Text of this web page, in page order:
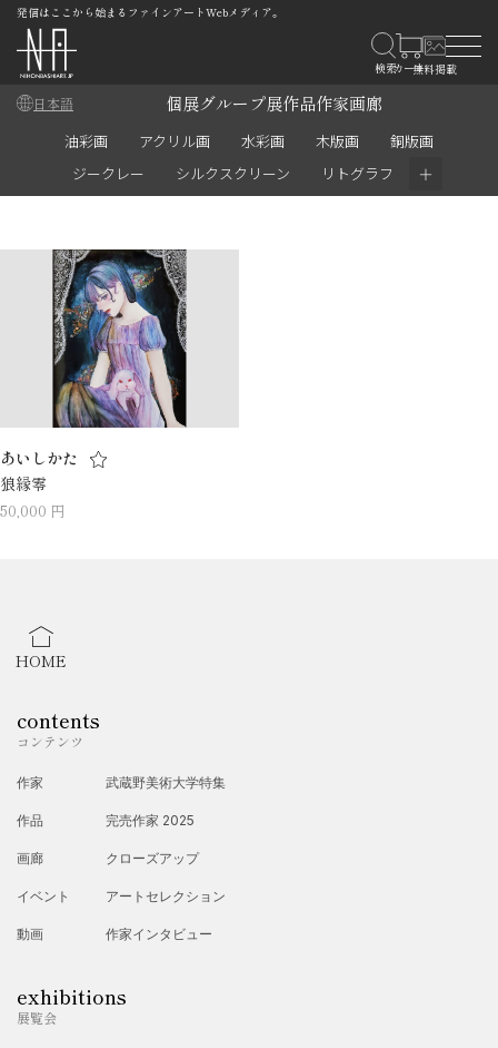
発信はここから始まるファインアートWebメディア。
日本語 個展グループ展作品作家画廊
油彩画 アクリル画 水彩画 木版画
銅版画
ジークレー
シルクスクリーン リトグラフ ＋
あいしかた
狼縁零
50,000 円
HOME
contents
コンテンツ
作家
作品
画廊
イベント
動画
武蔵野美術大学特集
完売作家 2025
クローズアップ
アートセレクション
作家インタビュー
exhibitions
展覧会